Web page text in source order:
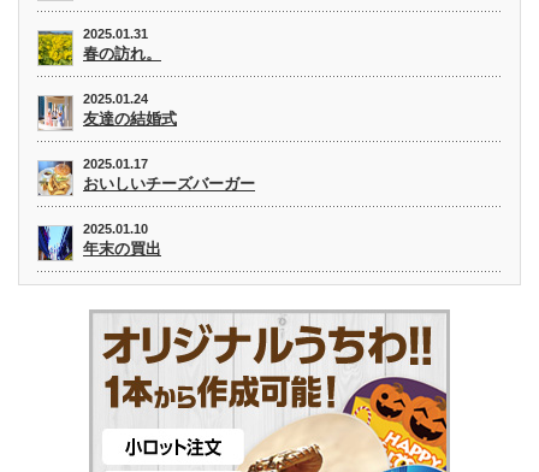
2025.01.31
春の訪れ。
2025.01.24
友達の結婚式
2025.01.17
おいしいチーズバーガー
2025.01.10
年末の買出